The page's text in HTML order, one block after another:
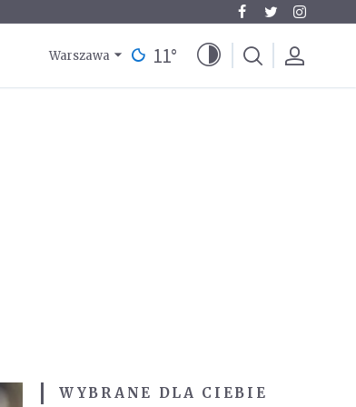
Warszawa 11°
WYBRANE DLA CIEBIE